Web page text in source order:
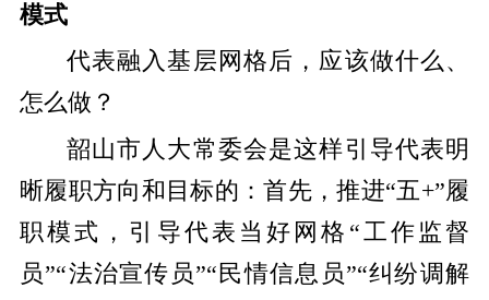
模式
代表融入基层网格后，应该做什么、
怎么做？
韶山市人大常委会是这样引导代表明
晰履职方向和目标的：首先，推进“五+”履
职模式，引导代表当好网格“工作监督
员”“法治宣传员”“民情信息员”“纠纷调解